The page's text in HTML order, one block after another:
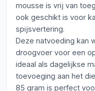
mousse is vrij van
ook geschikt is voor
spijsvertering.
Deze natvoeding kan
droogvoer voor een
ideaal als dagelijkse
toevoeging aan het
85 gram is perfect